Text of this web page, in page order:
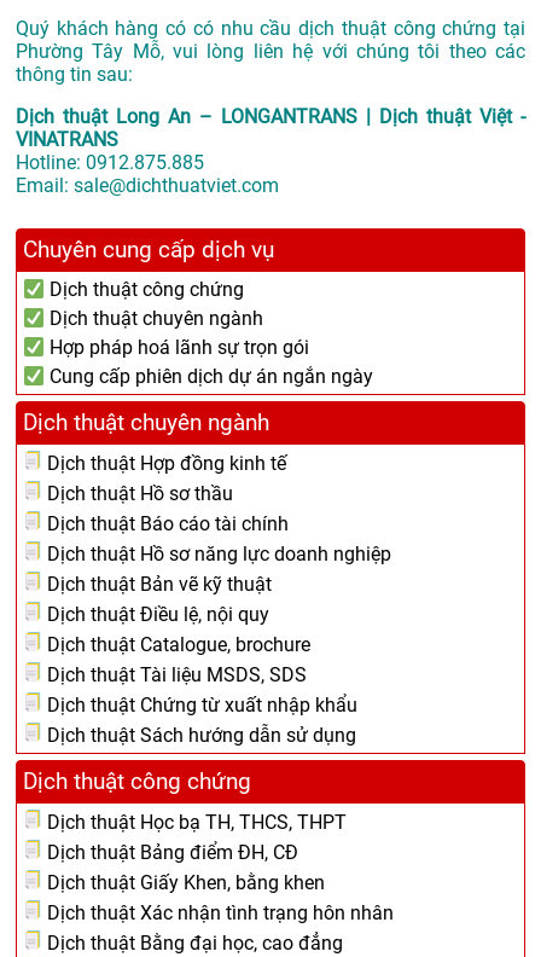
Quý khách hàng có có nhu cầu dịch thuật công chứng tại
Phường Tây Mỗ, vui lòng liên hệ với chúng tôi theo các
thông tin sau:
Dịch thuật Long An – LONGANTRANS | Dịch thuật Việt -
VINATRANS
Hotline: 0912.875.885
Email: sale@dichthuatviet.com
Chuyên cung cấp dịch vụ
Dịch thuật công chứng
Dịch thuật chuyên ngành
Hợp pháp hoá lãnh sự trọn gói
Cung cấp phiên dịch dự án ngắn ngày
Dịch thuật chuyên ngành
Dịch thuật Hợp đồng kinh tế
Dịch thuật Hồ sơ thầu
Dịch thuật Báo cáo tài chính
Dịch thuật Hồ sơ năng lực doanh nghiệp
Dịch thuật Bản vẽ kỹ thuật
Dịch thuật Điều lệ, nội quy
Dịch thuật Catalogue, brochure
Dịch thuật Tài liệu MSDS, SDS
Dịch thuật Chứng từ xuất nhập khẩu
Dịch thuật Sách hướng dẫn sử dụng
Dịch thuật công chứng
Dịch thuật Học bạ TH, THCS, THPT
Dịch thuật Bảng điểm ĐH, CĐ
Dịch thuật Giấy Khen, bằng khen
Dịch thuật Xác nhận tình trạng hôn nhân
Dịch thuật Bằng đại học, cao đẳng